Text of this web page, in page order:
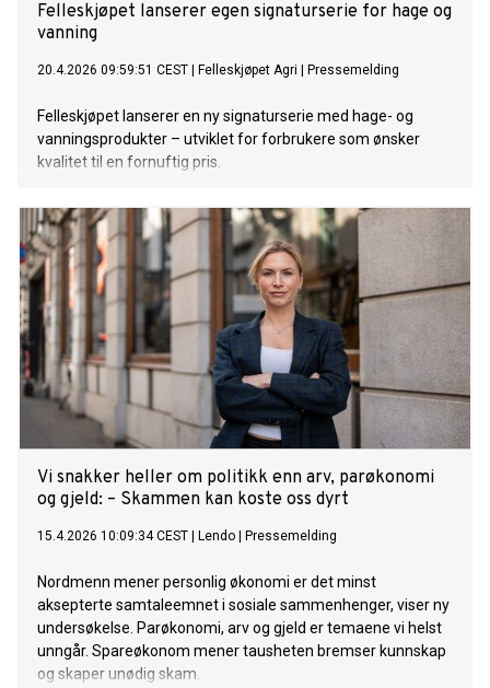
Felleskjøpet lanserer egen signaturserie for hage og
vanning
20.4.2026 09:59:51 CEST Felleskjøpet Agri Pressemelding
Felleskjøpet lanserer en ny signaturserie med hage- og
vanningsprodukter – utviklet for forbrukere som ønsker
kvalitet til en fornuftig pris.
Vi snakker heller om politikk enn arv, parøkonomi
og gjeld: – Skammen kan koste oss dyrt
15.4.2026 10:09:34 CEST Lendo Pressemelding
Nordmenn mener personlig økonomi er det minst
aksepterte samtaleemnet i sosiale sammenhenger, viser ny
undersøkelse. Parøkonomi, arv og gjeld er temaene vi helst
unngår. Spareøkonom mener tausheten bremser kunnskap
og skaper unødig skam.